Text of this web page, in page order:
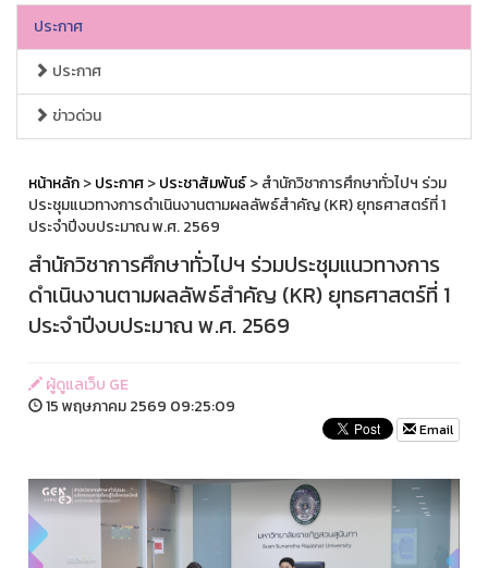
ประกาศ
ประกาศ
ข่าวด่วน
หน้าหลัก>ประกาศ>ประชาสัมพันธ์> สำนักวิชาการศึกษาทั่วไปฯ ร่วม
ประชุมแนวทางการดำเนินงานตามผลลัพธ์สำคัญ (KR) ยุทธศาสตร์ที่ 1
ประจำปีงบประมาณ พ.ศ. 2569
สำนักวิชาการศึกษาทั่วไปฯ ร่วมประชุมแนวทางการ
ดำเนินงานตามผลลัพธ์สำคัญ (KR) ยุทธศาสตร์ที่ 1
ประจำปีงบประมาณ พ.ศ. 2569
ผู้ดูแลเว็บ GE
15 พฤษภาคม 2569 09:25:09
Email